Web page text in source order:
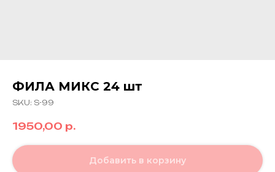
ФИЛА МИКС 24 шт
SKU: S-99
1950,00 р.
Добавить в корзину